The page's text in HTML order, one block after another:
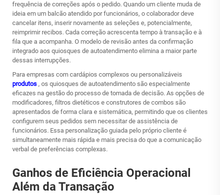
frequência de correções após o pedido. Quando um cliente muda de
ideia em um balcão atendido por funcionários, o colaborador deve
cancelar itens, inserir novamente as seleções e, potencialmente,
reimprimir recibos. Cada correção acrescenta tempo à transação e à
fila que a acompanha. O modelo de revisão antes da confirmação
integrado aos quiosques de autoatendimento elimina a maior parte
dessas interrupções.
Para empresas com cardápios complexos ou personalizáveis
produtos , os quiosques de autoatendimento são especialmente
eficazes na gestão do processo de tomada de decisão. As opções de
modificadores, filtros dietéticos e construtores de combos são
apresentados de forma clara e sistemática, permitindo que os clientes
configurem seus pedidos sem necessitar de assistência de
funcionários. Essa personalização guiada pelo próprio cliente é
simultaneamente mais rápida e mais precisa do que a comunicação
verbal de preferências complexas.
Ganhos de Eficiência Operacional
Além da Transação